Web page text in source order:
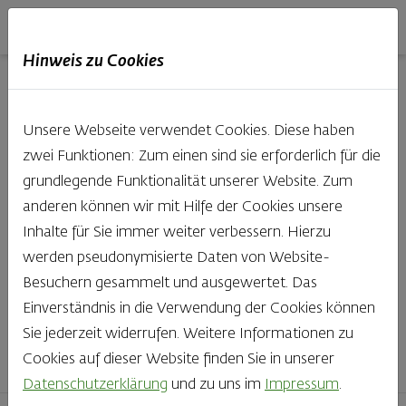
Backstube entdecken
Was gibt es Schöneres, als bei Brot & Gebäck die Qual
der Wahl zu haben? Noch dazu, wenn so großer Wert
auf den kleinen, feinen Unterschied gelegt wird, wie bei
Haubis. Beste Zutaten und Handwerk, das seinen
Namen auch verdient – das schmeckt man einfach!
Finden Sie Ihr Lieblingsprodukt
Hinweis zu Cookies
Unsere Webseite verwendet Cookies. Diese haben
zwei Funktionen: Zum einen sind sie erforderlich für die
grundlegende Funktionalität unserer Website. Zum
anderen können wir mit Hilfe der Cookies unsere
Inhalte für Sie immer weiter verbessern. Hierzu
werden pseudonymisierte Daten von Website-
Besuchern gesammelt und ausgewertet. Das
Einverständnis in die Verwendung der Cookies können
Sie jederzeit widerrufen. Weitere Informationen zu
Cookies auf dieser Website finden Sie in unserer
Datenschutzerklärung und zu uns im Impressum.